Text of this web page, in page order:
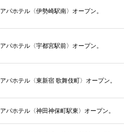
アパホテル〈伊勢崎駅南〉オープン。
アパホテル〈宇都宮駅前〉オープン。
アパホテル〈東新宿 歌舞伎町〉オープン。
アパホテル〈神田神保町駅東〉オープン。